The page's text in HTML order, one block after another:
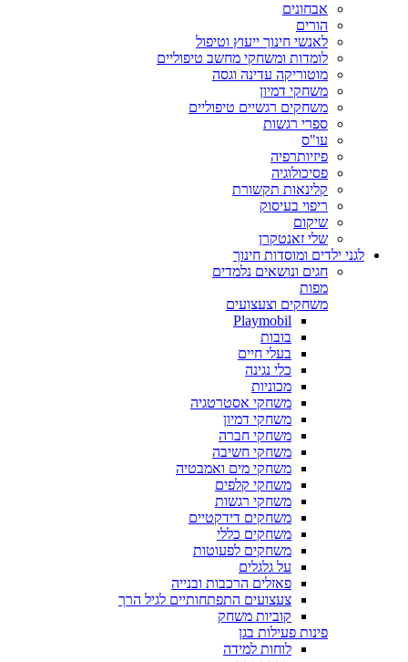
אבחונים
הורים
לאנשי חינוך ייעוץ וטיפול
לומדות ומשחקי מחשב טיפוליים
מוטוריקה עדינה וגסה
משחקי דמיון
משחקים רגשיים טיפוליים
ספרי רגשות
עו"ס
פיזיותרפיה
פסיכולוגיה
קלינאות תקשורת
ריפוי בעיסוק
שיקום
שלי זאנטקרן
לגני ילדים ומוסדות חינוך
חגים ונושאים נלמדים
מפות
משחקים וצעצועים
Playmobil
בובות
בעלי חיים
כלי נגינה
מכוניות
משחקי אסטרטגיה
משחקי דמיון
משחקי חברה
משחקי חשיבה
משחקי מים ואמבטיה
משחקי קלפים
משחקי רגשות
משחקים דידקטיים
משחקים כללי
משחקים לפעוטות
על גלגלים
פאזלים הרכבות ובנייה
צעצועים התפתחותיים לגיל הרך
קוביות משחק
פינות פעילות בגן
לוחות למידה